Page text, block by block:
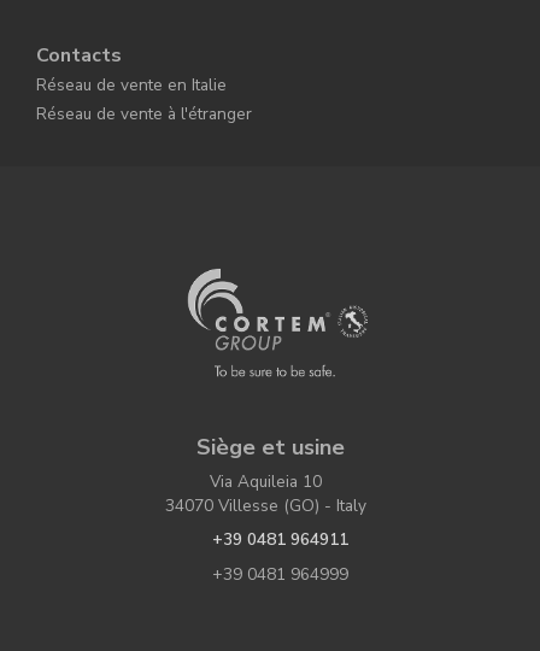
Contacts
Réseau de vente en Italie
Réseau de vente à l'étranger
Siège et usine
Via Aquileia 10
34070 Villesse (GO) - Italy
+39 0481 964911
+39 0481 964999